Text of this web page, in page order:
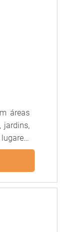
piso é
e
áreas
jardins,
de ipê,
visual
por